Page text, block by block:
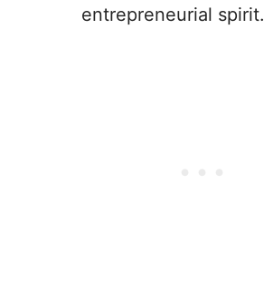
entrepreneurial spirit.